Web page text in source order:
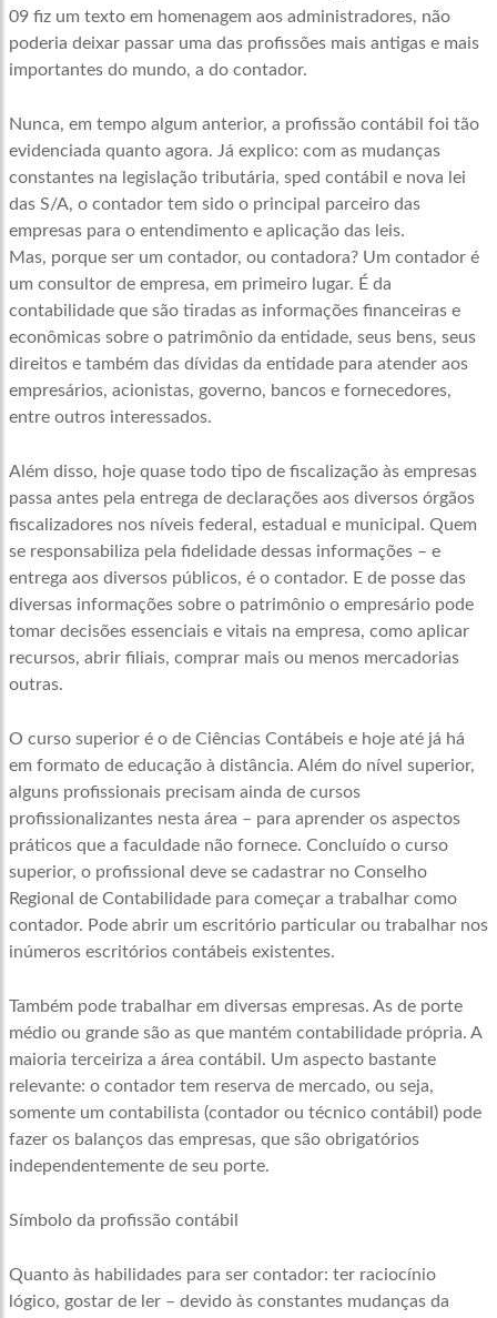
09 fiz um texto em homenagem aos administradores, não
poderia deixar passar uma das profissões mais antigas e mais
importantes do mundo, a do contador.
Nunca, em tempo algum anterior, a profissão contábil foi tão
evidenciada quanto agora. Já explico: com as mudanças
constantes na legislação tributária, sped contábil e nova lei
das S/A, o contador tem sido o principal parceiro das
empresas para o entendimento e aplicação das leis.
Mas, porque ser um contador, ou contadora? Um contador é
um consultor de empresa, em primeiro lugar. É da
contabilidade que são tiradas as informações financeiras e
econômicas sobre o patrimônio da entidade, seus bens, seus
direitos e também das dívidas da entidade para atender aos
empresários, acionistas, governo, bancos e fornecedores,
entre outros interessados.
Além disso, hoje quase todo tipo de fiscalização às empresas
passa antes pela entrega de declarações aos diversos órgãos
fiscalizadores nos níveis federal, estadual e municipal. Quem
se responsabiliza pela fidelidade dessas informações – e
entrega aos diversos públicos, é o contador. E de posse das
diversas informações sobre o patrimônio o empresário pode
tomar decisões essenciais e vitais na empresa, como aplicar
recursos, abrir filiais, comprar mais ou menos mercadorias
outras.
O curso superior é o de Ciências Contábeis e hoje até já há
em formato de educação à distância. Além do nível superior,
alguns profissionais precisam ainda de cursos
profissionalizantes nesta área – para aprender os aspectos
práticos que a faculdade não fornece. Concluído o curso
superior, o profissional deve se cadastrar no Conselho
Regional de Contabilidade para começar a trabalhar como
contador. Pode abrir um escritório particular ou trabalhar nos
inúmeros escritórios contábeis existentes.
Também pode trabalhar em diversas empresas. As de porte
médio ou grande são as que mantém contabilidade própria. A
maioria terceiriza a área contábil. Um aspecto bastante
relevante: o contador tem reserva de mercado, ou seja,
somente um contabilista (contador ou técnico contábil) pode
fazer os balanços das empresas, que são obrigatórios
independentemente de seu porte.
Símbolo da profissão contábil
Quanto às habilidades para ser contador: ter raciocínio
lógico, gostar de ler – devido às constantes mudanças da